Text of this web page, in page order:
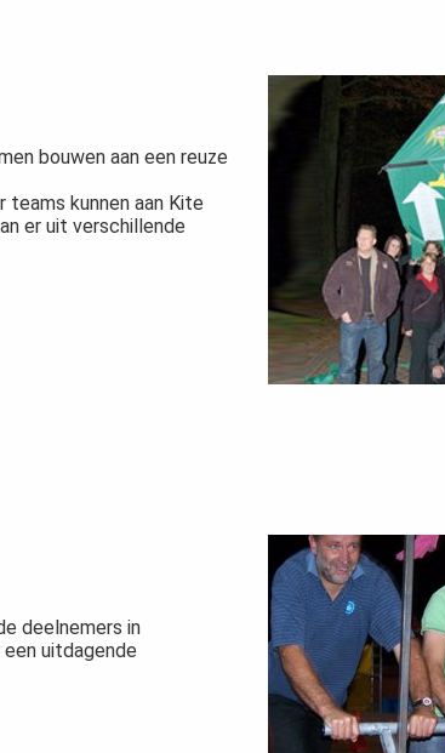
bouwen aan een reuze
kunnen aan Kite
er uit verschillende
deelnemers in
uitdagende